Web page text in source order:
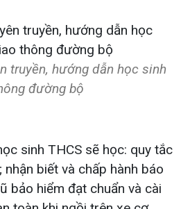
truyền, hướng dẫn học sinh
đường bộ
sinh THCS sẽ học: quy tắc
biết và chấp hành báo
bảo hiểm đạt chuẩn và cài